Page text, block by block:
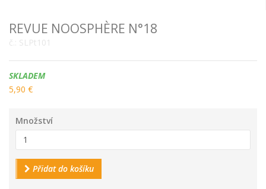
REVUE NOOSPHÈRE N°18
č.: SLPt101
Dostupnost:
SKLADEM
5,90 €
Množství
Přidat do košíku